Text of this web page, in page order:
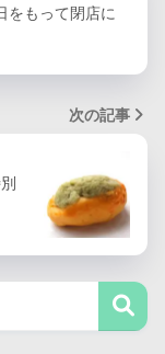
をもって閉店に
次の記事